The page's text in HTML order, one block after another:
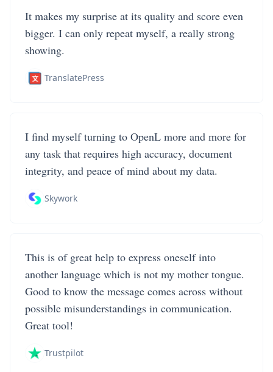
It makes my surprise at its quality and score even
bigger. I can only repeat myself, a really strong
showing.
TranslatePress
I find myself turning to OpenL more and more for
any task that requires high accuracy, document
integrity, and peace of mind about my data.
Skywork
This is of great help to express oneself into
another language which is not my mother tongue.
Good to know the message comes across without
possible misunderstandings in communication.
Great tool!
Trustpilot